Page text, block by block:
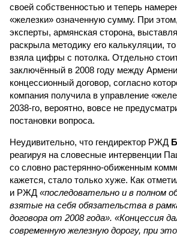
своей собственностью и теперь
«железки» означенную сумму. При
эксперты, армянская сторона,
раскрыла методику его калькуляции,
взяла цифры с потолка. Отдельно
заключённый в 2008 году между
концессионный договор, согласно
компания получила в управление
2038-го, вероятно, вовсе не
постановки вопроса.
Неудивительно, что гендиректор РЖД
реагируя на словесные интервенции
со словно растерянно-обиженным
кажется, стало только хуже. Как
и РЖД «последовательно и в полном
взятые на себя обязательства в
договора от 2008 года». «Концессия
современную железную дорогу, при